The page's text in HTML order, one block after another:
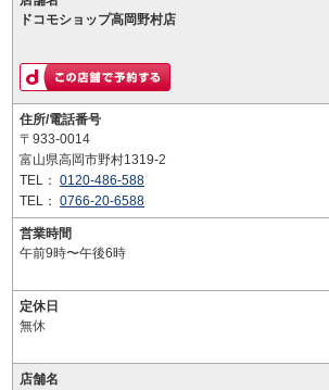
ドコモショップ高岡野村店
住所/電話番号
〒933-0014
富山県高岡市野村1319-2
TEL： 0120-486-588
TEL： 0766-20-6588
営業時間
午前9時〜午後6時
定休日
無休
店舗名